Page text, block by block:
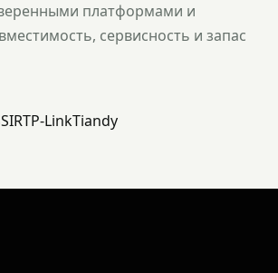
платформами и
сервисность и запас
TP-LinkTiandy